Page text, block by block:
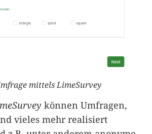
mittels LimeSurvey
können Umfragen,
vieles mehr realisiert